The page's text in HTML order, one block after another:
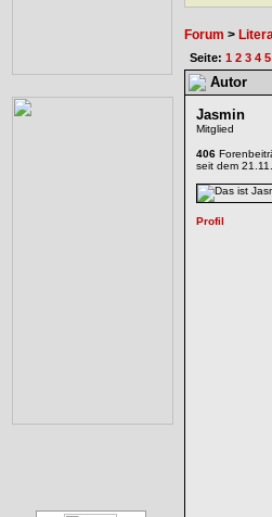
Forum >
Seite: 1 2 3 4 5
Autor
Jasmin
Mitglied
406
seit dem